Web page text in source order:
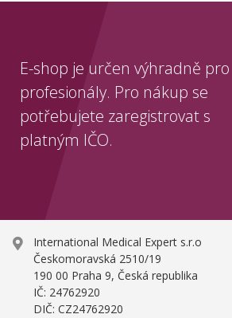
E-shop je určen výhradně pro
profesionály. Pro nákup se
potřebujete zaregistrovat s
platným IČO.
International Medical Expert s.r.o
Českomoravská 2510/19
190 00 Praha 9, Česká republika
IČ: 24762920
DIČ: CZ24762920